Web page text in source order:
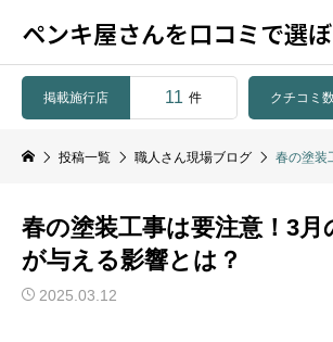
ペンキ屋さんを口コミで選
掲載施行店 11 件 クチコミ
投稿一覧 職人さん現場ブログ 春の塗装
春の塗装工事は要注意！3月
が与える影響とは？
2025.03.12